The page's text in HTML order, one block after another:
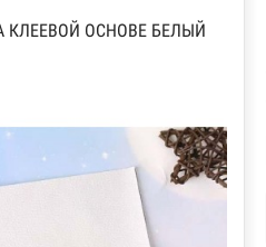
ОСНОВЕ БЕЛЫЙ